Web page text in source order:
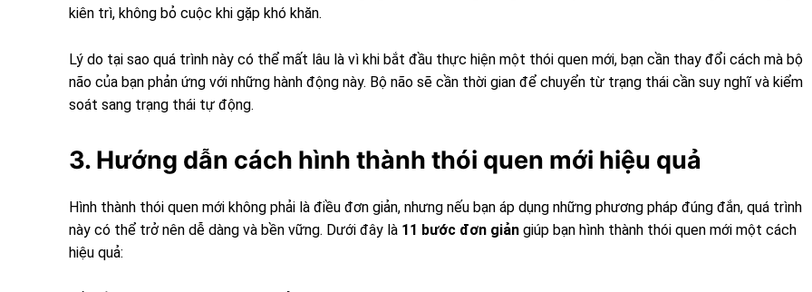
kiên trì, không bỏ cuộc khi gặp khó khăn.
Lý do tại sao quá trình này có thể mất lâu là vì khi bắt đầu thực hiện một thói quen mới, bạn cần thay đổi cách mà bộ
não của bạn phản ứng với những hành động này. Bộ não sẽ cần thời gian để chuyển từ trạng thái cần suy nghĩ và kiểm
soát sang trạng thái tự động.
3. Hướng dẫn cách hình thành thói quen mới hiệu quả
Hình thành thói quen mới không phải là điều đơn giản, nhưng nếu bạn áp dụng những phương pháp đúng đắn, quá trình
này có thể trở nên dễ dàng và bền vững. Dưới đây là 11 bước đơn giản giúp bạn hình thành thói quen mới một cách
hiệu quả: